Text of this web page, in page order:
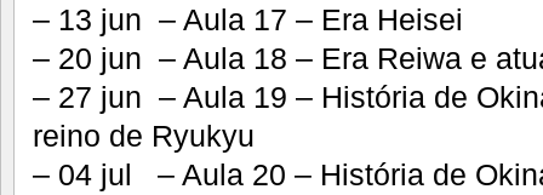
– 13 jun – Aula 17 – Era Heisei
– 20 jun – Aula 18 – Era Reiwa e
– 27 jun – Aula 19 – História de
reino de Ryukyu
– 04 jul – Aula 20 – História de